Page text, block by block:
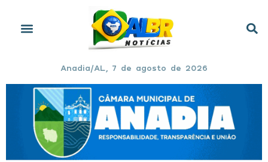
Anadia/AL, 7 de agosto de 2026